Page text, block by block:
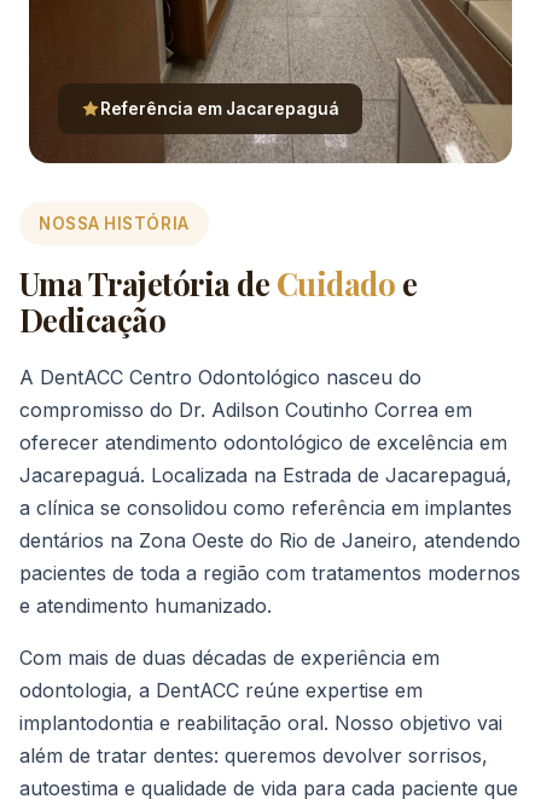
Referência em Jacarepaguá
NOSSA HISTÓRIA
Uma Trajetória de Cuidado e
Dedicação
A DentACC Centro Odontológico nasceu do
compromisso do Dr. Adilson Coutinho Correa em
oferecer atendimento odontológico de excelência em
Jacarepaguá. Localizada na Estrada de Jacarepaguá,
a clínica se consolidou como referência em implantes
dentários na Zona Oeste do Rio de Janeiro, atendendo
pacientes de toda a região com tratamentos modernos
e atendimento humanizado.
Com mais de duas décadas de experiência em
odontologia, a DentACC reúne expertise em
implantodontia e reabilitação oral. Nosso objetivo vai
além de tratar dentes: queremos devolver sorrisos,
autoestima e qualidade de vida para cada paciente que